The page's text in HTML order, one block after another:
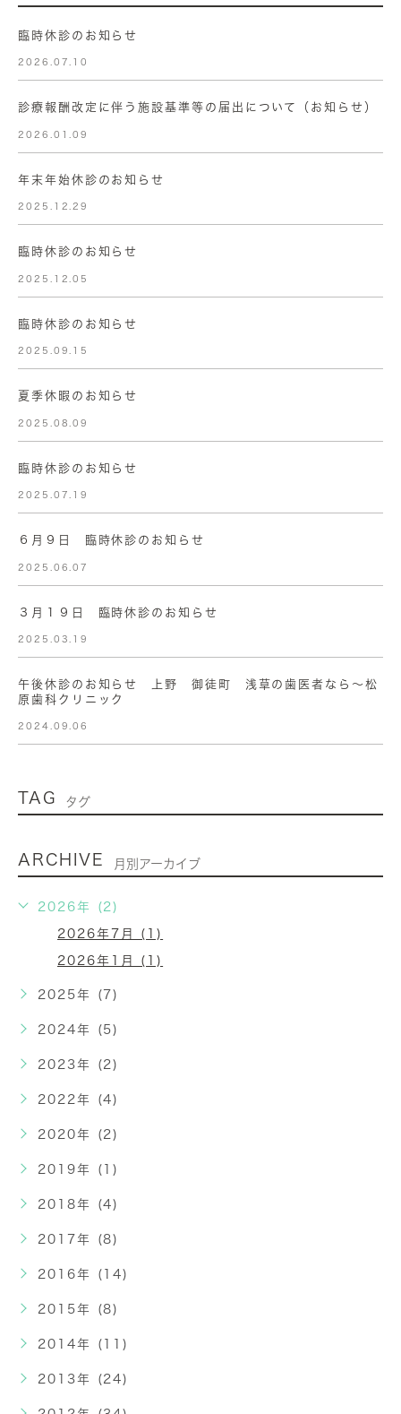
臨時休診のお知らせ
2026.07.10
診療報酬改定に伴う施設基準等の届出について（お知らせ）
2026.01.09
年末年始休診のお知らせ
2025.12.29
臨時休診のお知らせ
2025.12.05
臨時休診のお知らせ
2025.09.15
夏季休暇のお知らせ
2025.08.09
臨時休診のお知らせ
2025.07.19
６月９日 臨時休診のお知らせ
2025.06.07
３月１９日 臨時休診のお知らせ
2025.03.19
午後休診のお知らせ 上野 御徒町 浅草の歯医者なら〜松
原歯科クリニック
2024.09.06
TAG タグ
ARCHIVE 月別アーカイブ
2026年 (2)
2026年7月 (1)
2026年1月 (1)
2025年 (7)
2024年 (5)
2023年 (2)
2022年 (4)
2020年 (2)
2019年 (1)
2018年 (4)
2017年 (8)
2016年 (14)
2015年 (8)
2014年 (11)
2013年 (24)